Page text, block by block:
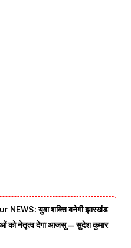
NEWS: युवा शक्ति बनेगी झारखंड
को नेतृत्व देगा आजसू — सुदेश कुमार